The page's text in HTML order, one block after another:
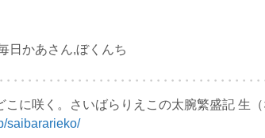
日かあさん,ぼくんち
に咲く。さいばらりえこの太腕繁盛記 生（
saibararieko/